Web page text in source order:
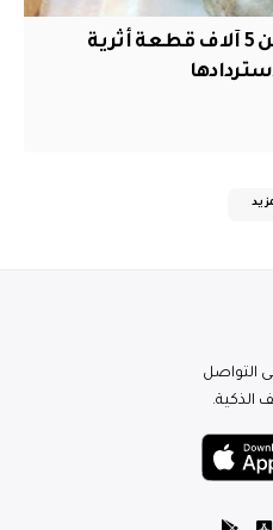
بعد 2003.. تهريب أكثر من 5 آلاف قطعة أثرية
التواصل
الذكية.